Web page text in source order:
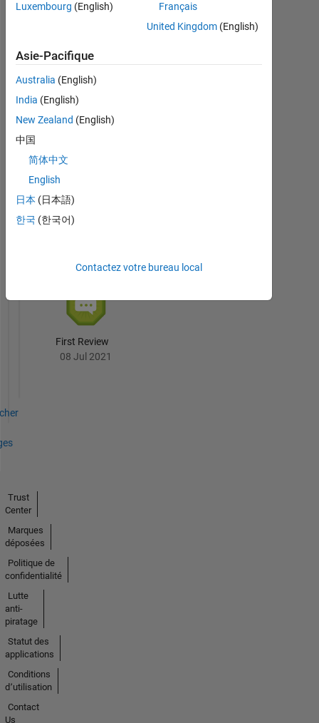
26 Jan 2021
File
First Review
08 Jul 2021
Luxembourg (English)
Français
United Kingdom(English)
Asie-Pacifique
Australia (English)
India (English)
New Zealand (English)
中国
简体中文
English
日本 (日本語)
한국 (한국어)
Contactez votre bureau local
Trust
Center
Marques
déposées
Politique de
confidentialité
Lutte
anti-
piratage
Statut des
applications
Conditions
d՚utilisation
Contact
Us